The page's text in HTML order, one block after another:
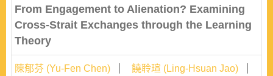
From Engagement to Alienation? Examining
Cross-Strait Exchanges through the Learning
Theory
陳郁芬 (Yu-Fen Chen)
饒聆瑄 (Ling-Hsuan Jao)